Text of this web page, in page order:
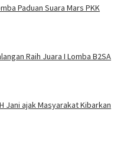
Paduan Suara Mars PKK
Raih Juara I Lomba B2SA
Jani ajak Masyarakat Kibarkan